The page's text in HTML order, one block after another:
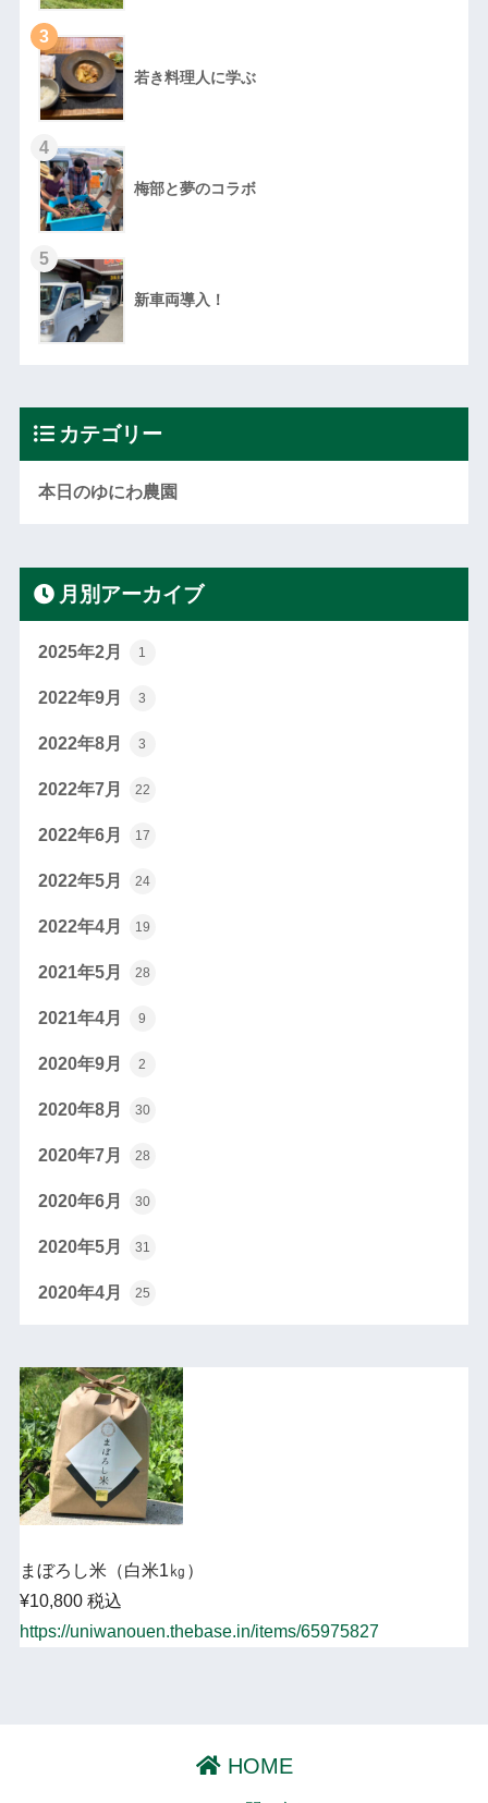
3
若き料理人に学ぶ
4
梅部と夢のコラボ
5
新車両導入！
カテゴリー
本日のゆにわ農園
月別アーカイブ
2025年2月 1
2022年9月 3
2022年8月 3
2022年7月 22
2022年6月 17
2022年5月 24
2022年4月 19
2021年5月 28
2021年4月 9
2020年9月 2
2020年8月 30
2020年7月 28
2020年6月 30
2020年5月 31
2020年4月 25
まぼろし米（白米1㎏）
¥10,800 税込
https://uniwanouen.thebase.in/items/65975827
HOME